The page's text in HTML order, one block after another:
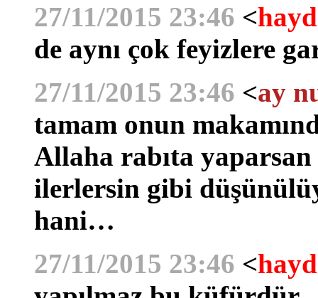
27/11/2015 23:46 <
de aynı çok feyizlere
27/11/2015 23:46 <ay
tamam onun
Allaha rabıta
ilerlersin gibi
hani…
27/11/2015 23:46 <